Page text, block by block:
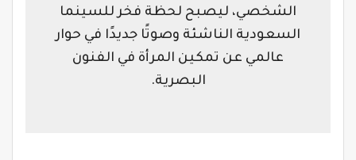
الشخصي، ليصبح لحظة فخر للسينما
السعودية الناشئة وصوتًا جديدًا في حوار
عالمي عن تمكين المرأة في الفنون
البصرية.